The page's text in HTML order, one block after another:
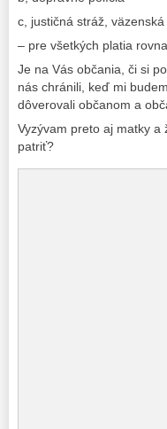
c, justičná stráž,
– pre všetkých platia
Je na Vás občania, či si
nás chránili, keď mi
dôverovali občanom a
Vyzývam preto aj matky
patriť?